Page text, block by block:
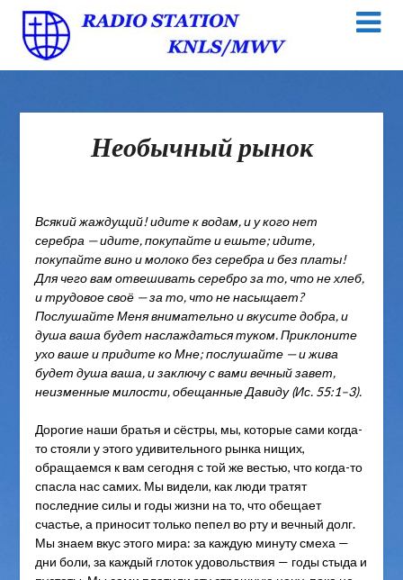
Необычный рынок
Всякий жаждущий! идите к водам, и у кого нет
серебра — идите, покупайте и ешьте; идите,
покупайте вино и молоко без серебра и без платы!
Для чего вам отвешивать серебро за то, что не хлеб,
и трудовое своё — за то, что не насыщает?
Послушайте Меня внимательно и вкусите добра, и
душа ваша будет наслаждаться туком. Приклоните
ухо ваше и придите ко Мне; послушайте — и жива
будет душа ваша, и заключу с вами вечный завет,
неизменные милости, обещанные Давиду (Ис. 55:1–3).
Дорогие наши братья и сёстры, мы, которые сами когда-
то стояли у этого удивительного рынка нищих,
обращаемся к вам сегодня с той же вестью, что когда-то
спасла нас самих. Мы видели, как люди тратят
последние силы и годы жизни на то, что обещает
счастье, а приносит только пепел во рту и вечный долг.
Мы знаем вкус этого мира: за каждую минуту смеха —
дни боли, за каждый глоток удовольствия — годы стыда и